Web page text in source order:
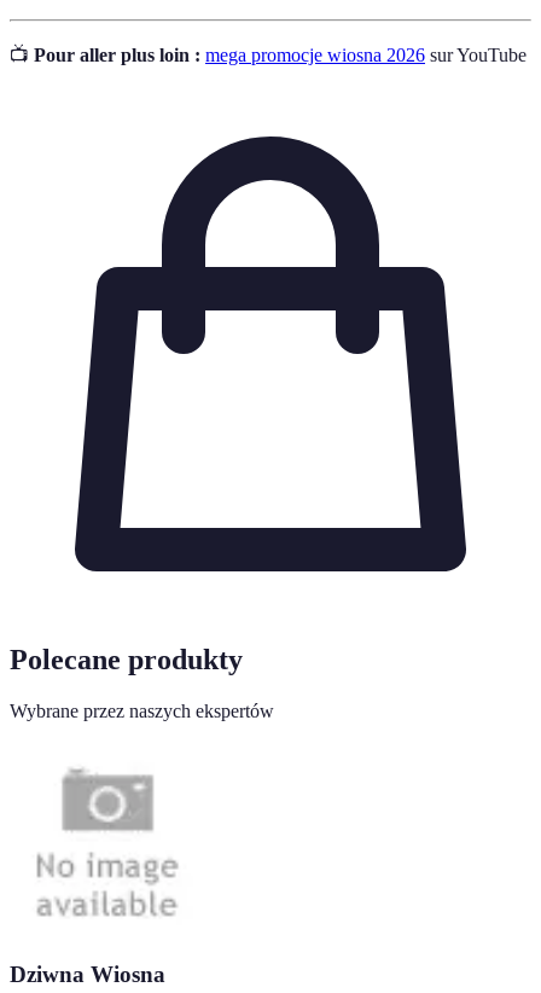
📺 Pour aller plus loin : mega promocje wiosna 2026 sur YouTube
Polecane produkty
Wybrane przez naszych ekspertów
Dziwna Wiosna